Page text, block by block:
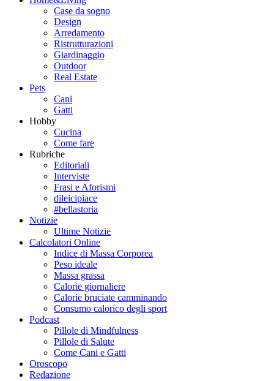
Case da sogno
Design
Arredamento
Ristrutturazioni
Giardinaggio
Outdoor
Real Estate
Pets
Cani
Gatti
Hobby
Cucina
Come fare
Rubriche
Editoriali
Interviste
Frasi e Aforismi
dileicipiace
#bellastoria
Notizie
Ultime Notizie
Calcolatori Online
Indice di Massa Corporea
Peso ideale
Massa grassa
Calorie giornaliere
Calorie bruciate camminando
Consumo calorico degli sport
Podcast
Pillole di Mindfulness
Pillole di Salute
Come Cani e Gatti
Oroscopo
Redazione